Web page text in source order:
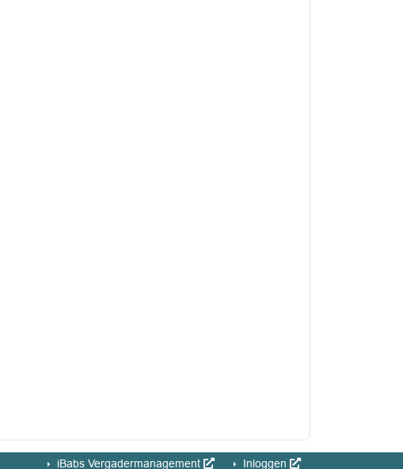
iBabs Vergadermanagement Inloggen